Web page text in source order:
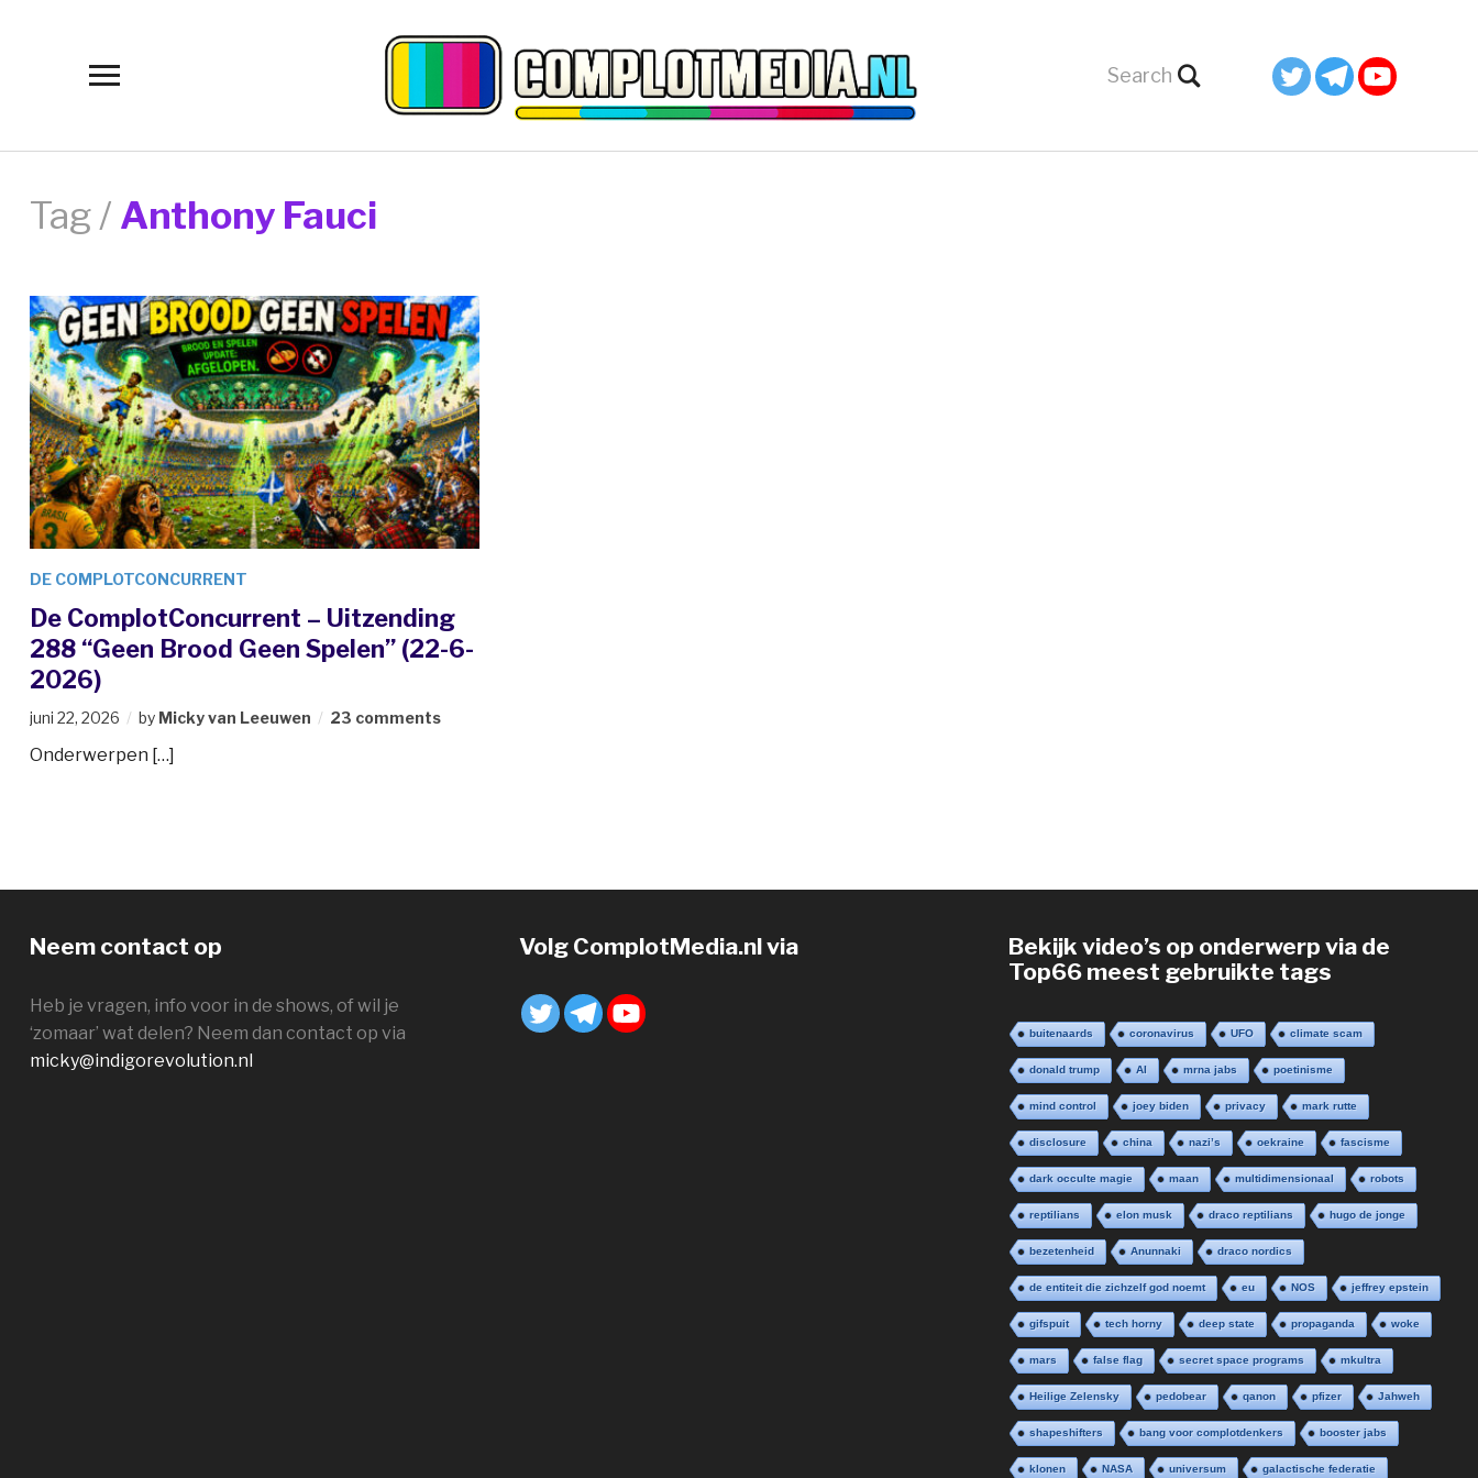
Toggle
Tag / Anthony Fauci
DE COMPLOTCONCURRENT
De ComplotConcurrent – Uitzending
288 “Geen Brood Geen Spelen” (22-6-
2026)
juni 22, 2026 by Micky van Leeuwen 23 comments
Onderwerpen […]
Neem contact op
Heb je vragen, info voor in de shows, of wil je
‘zomaar’ wat delen? Neem dan contact op via
micky@indigorevolution.nl
Volg ComplotMedia.nl via
Bekijk video’s op onderwerp via de
Top66 meest gebruikte tags
buitenaards coronavirus UFO climate scam
donald trump AI mrna jabs poetinisme
mind control joey biden privacy mark rutte
disclosure china nazi’s oekraine fascisme
dark occulte magie maan multidimensionaal robots
reptilians elon musk draco reptilians hugo de jonge
bezetenheid Anunnaki draco nordics
de entiteit die zichzelf god noemt eu NOS jeffrey epstein
gifspuit tech horny deep state propaganda woke
mars false flag secret space programs mkultra
Heilige Zelensky pedobear qanon pfizer Jahweh
shapeshifters bang voor complotdenkers booster jabs
klonen NASA universum galactische federatie